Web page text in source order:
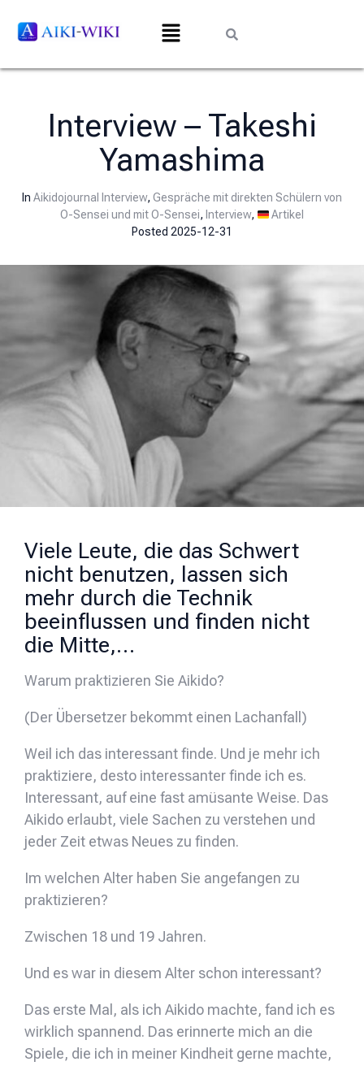
Interview – Takeshi
Yamashima
In Aikidojournal Interview, Gespräche mit direkten Schülern von
O-Sensei und mit O-Sensei, Interview,
Artikel
Posted 2025-12-31
Viele Leute, die das Schwert
nicht benutzen, lassen sich
mehr durch die Technik
beeinflussen und finden nicht
die Mitte,…
Warum praktizieren Sie Aikido?
(Der Übersetzer bekommt einen Lachanfall)
Weil ich das interessant finde. Und je mehr ich
praktiziere, desto interessanter finde ich es.
Interessant, auf eine fast amüsante Weise. Das
Aikido erlaubt, viele Sachen zu verstehen und
jeder Zeit etwas Neues zu finden.
Im welchen Alter haben Sie angefangen zu
praktizieren?
Zwischen 18 und 19 Jahren.
Und es war in diesem Alter schon interessant?
Das erste Mal, als ich Aikido machte, fand ich es
wirklich spannend. Das erinnerte mich an die
Spiele, die ich in meiner Kindheit gerne machte,